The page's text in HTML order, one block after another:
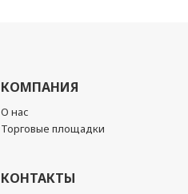
КОМПАНИЯ
О нас
Торговые площадки
КОНТАКТЫ